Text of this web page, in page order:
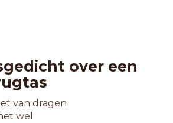
over een
van dragen
wel